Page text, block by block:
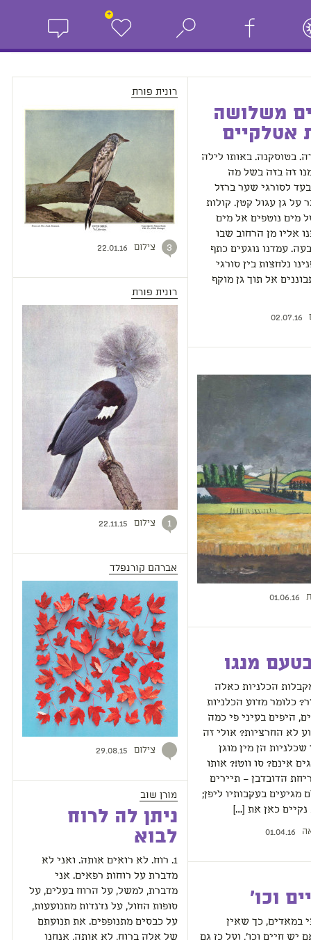
+
משלושה
אטלקיים
בטוסקנה. באותו לילה
זה בזה בשל מה
לסורגי שער ברזל
על גן עגול קטן. קולות
מים נוטפים אל מים
אליו מן הרחוב שבו
עמדנו נוגעים כתף
נלחצות בין סורגי
אל תוך גן מוקף
02.07.16
01.06.16
מנגו
הכלניות כאלה
כלומר מדוע הכלניות
היפים בעיני פי כמה
לא החרציות? אולי זה
הן מין מוגן
אינם? סו ווט!? אותו
הדובדבן – תיירים
מגיעים בעקבותיו ליפן;
כאן את […]
01.04.16
וכו'
במאדים, כך שאין
יש חיים וכו', ועל כן גם
רונית פורת
3 צילום 22.01.16
רונית פורת
1 צילום 22.11.15
אברהם קורנפלד
צילום 29.08.15
מורן שוב
ניתן לה לרוח
לבוא
1. רוח. לא רואים אותה. ואני לא
מדברת על רוחות רפאים. אני
מדברת, למשל, על הרוח בעלים, על
סופות החול, על נדנדות מתנועעות,
על כבסים מתנופפים. את תנועתם
של אלה ברוח, לא אותה, אנחנו